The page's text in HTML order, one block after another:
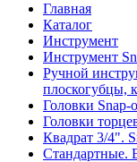
Главная
Каталог
Инструмент
Инструмент
Ручной
плоскогубцы,
Головки Snap-
Головки
Квадрат 3/4".
Стандартные.